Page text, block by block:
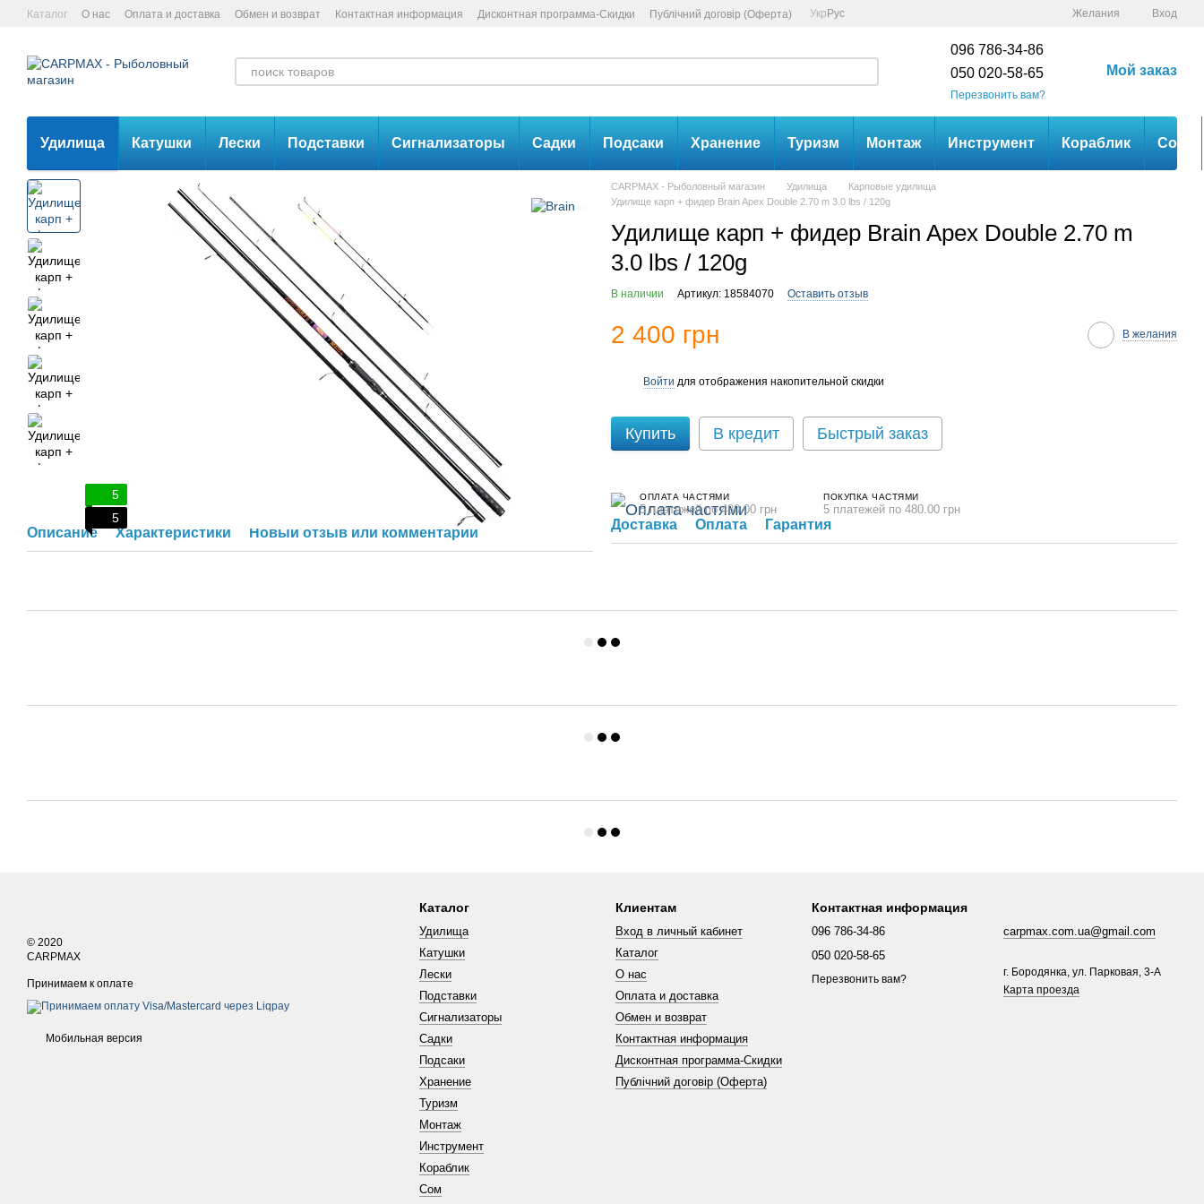
Перейти к основному контенту
Каталог О нас Оплата и доставка Обмен и возврат Контактная информация Дисконтная программа-Скидки Публічний договір (Оферта) Укр Рус Желания Вход
096 786-34-86
050 020-58-65
Перезвонить вам?
Мой заказ
Удилища Катушки Лески Подставки Сигнализаторы Садки Подсаки Хранение Туризм Монтаж Инструмент Кораблик Сом
5
5
Описание Характеристики Новый отзыв или комментарий
CARPMAX - Рыболовный магазин Удилища
Карповые удилища
Удилище карп + фидер Brain Apex Double 2.70 m 3.0 lbs / 120g
Удилище карп + фидер Brain Apex Double 2.70 m
3.0 lbs / 120g
В наличии Артикул: 18584070 Оставить отзыв
2 400 грн В желания
Войти для отображения накопительной скидки
Купить В кредит Быстрый заказ
ОПЛАТА ЧАСТЯМИ
5 платежей по 480.00 грн
ПОКУПКА ЧАСТЯМИ
5 платежей по 480.00 грн
Доставка Оплата Гарантия
© 2020
CARPMAX
Принимаем к оплате
Мобильная версия
Каталог
Удилища
Катушки
Лески
Подставки
Сигнализаторы
Садки
Подсаки
Хранение
Туризм
Монтаж
Инструмент
Кораблик
Сом
Клиентам
Вход в личный кабинет
Каталог
О нас
Оплата и доставка
Обмен и возврат
Контактная информация
Дисконтная программа-Скидки
Публічний договір (Оферта)
Контактная информация
096 786-34-86
050 020-58-65
Перезвонить вам?
carpmax.com.ua@gmail.com
г. Бородянка, ул. Парковая, 3-A
Карта проезда